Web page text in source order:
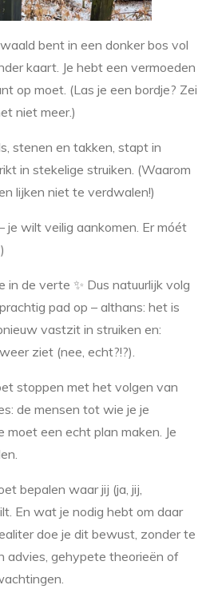
bent in een donker bos vol
kaart. Je hebt een vermoeden
op moet. (Las je een bordje? Zei
niet meer.)
stenen en takken, stapt in
in stekelige struiken. (Waarom
lijken niet te verdwalen!)
je wilt veilig aankomen. Er móét
in de verte ✨ Dus natuurlijk volg
pad op – althans: het is
vastzit in struiken en:
ziet (nee, echt?!?).
stoppen met het volgen van
de mensen tot wie je je
moet een echt plan maken. Je
bepalen waar jij (ja, jij,
En wat je nodig hebt om daar
doe je dit bewust, zonder te
advies, gehypete theorieën of